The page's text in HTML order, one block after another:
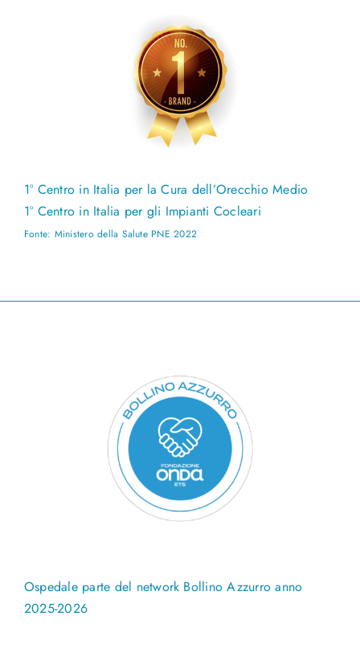
1° Centro in Italia per la Cura dell’Orecchio Medio
1° Centro in Italia per gli Impianti Cocleari
Fonte: Ministero della Salute PNE 2022
Ospedale parte del network Bollino Azzurro anno
2025-2026